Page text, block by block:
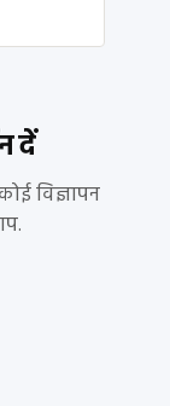
दें
विज्ञापन